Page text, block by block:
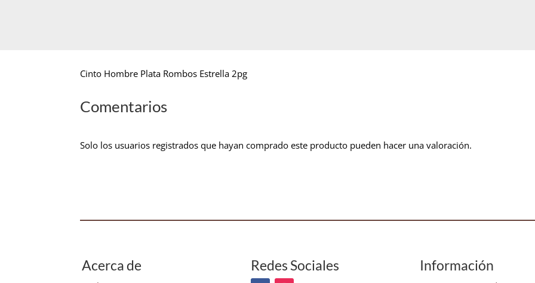
Cinto Hombre Plata Rombos Estrella 2pg
Comentarios
Solo los usuarios registrados que hayan comprado este producto pueden hacer una valoración.
Acerca de Redes Sociales Información